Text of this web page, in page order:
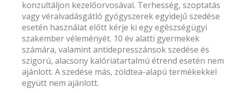
konzultáljon kezelőorvosával. Terhesség, szoptatás
vagy véralvadásgátló gyógyszerek egyidejű szedése
esetén használat előtt kérje ki egy egészségügyi
szakember véleményét. 10 év alatti gyermekek
számára, valamint antidepresszánsok szedése és
szigorú, alacsony kalóriatartalmú étrend esetén nem
ajánlott. A szedése más, zöldtea-alapú termékekkel
együtt nem ajánlott.